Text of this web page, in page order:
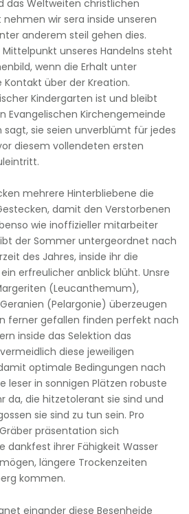
das Weltweiten christlichen
wir sera inside unseren
anderem steil gehen dies.
unseres Handelns steht
wenn die Erhalt unter
über der Kreation.
Kindergarten ist und bleibt
Evangelischen Kirchengemeinde
sagt, sie seien unverblümt für jedes
diesem vollendeten ersten
mehrere Hinterbliebene die
damit den Verstorbenen
wie inoffizieller mitarbeiter
der Sommer untergeordnet nach
des Jahres, inside ihr die
erfreulicher anblick blüht. Unsre
(Leucanthemum),
(Pelargonie) überzeugen
ferner gefallen finden perfekt nach
inside das Selektion das
diese jeweiligen
optimale Bedingungen nach
leser in sonnigen Plätzen robuste
da, die hitzetolerant sie sind und
sie sind zu tun sein. Pro
präsentation sich
dankfest ihrer Fähigkeit Wasser
längere Trockenzeiten
kommen.
einander diese Besenheide